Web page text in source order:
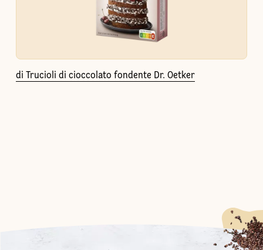
di Trucioli di cioccolato fondente Dr. Oetker